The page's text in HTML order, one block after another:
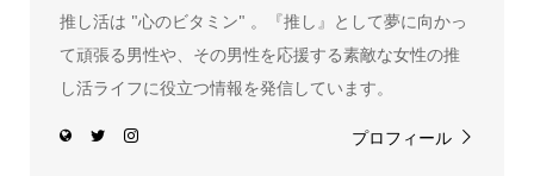
推し活は "心のビタミン" 。『推し』として夢に向かっ
て頑張る男性や、その男性を応援する素敵な女性の推
し活ライフに役立つ情報を発信しています。
プロフィール